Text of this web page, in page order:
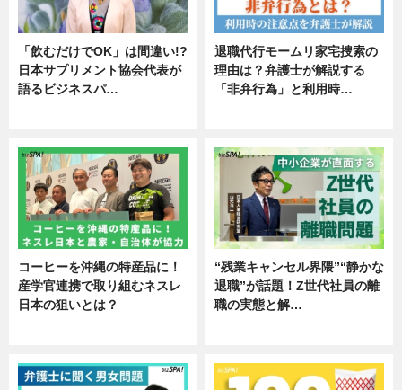
「飲むだけでOK」は間違い!?
日本サプリメント協会代表が
語るビジネスパ…
退職代行モームリ家宅捜索の
理由は？弁護士が解説する
「非弁行為」と利用時…
コーヒーを沖縄の特産品に！
産学官連携で取り組むネスレ
日本の狙いとは？
“残業キャンセル界隈”“静かな
退職”が話題！Z世代社員の離
職の実態と解…